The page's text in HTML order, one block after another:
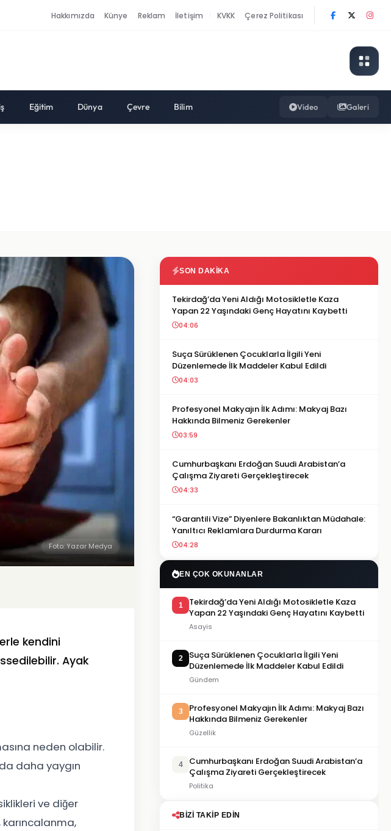
Hakkımızda Künye Reklam İletişim KVKK Çerez Politikası
Eğitim Dünya Çevre Bilim Video Galeri
Foto: Yazar Medya
kendini
Ayak
neden olabilir.
daha yaygın
ve diğer
SON DAKIKA
Tekirdağ’da Yeni Aldığı Motosikletle Kaza
Yapan 22 Yaşındaki Genç Hayatını Kaybetti
04:06
Suça Sürüklenen Çocuklarla İlgili Yeni
Düzenlemede İlk Maddeler Kabul Edildi
04:03
Profesyonel Makyajın İlk Adımı: Makyaj Bazı
Hakkında Bilmeniz Gerekenler
03:59
Cumhurbaşkanı Erdoğan Suudi Arabistan’a
Çalışma Ziyareti Gerçekleştirecek
04:33
“Garantili Vize” Diyenlere Bakanlıktan Müdahale:
Yanıltıcı Reklamlara Durdurma Kararı
04:28
EN ÇOK OKUNANLAR
1
Tekirdağ’da Yeni Aldığı Motosikletle Kaza
Yapan 22 Yaşındaki Genç Hayatını Kaybetti
Asayis
2
Suça Sürüklenen Çocuklarla İlgili Yeni
Düzenlemede İlk Maddeler Kabul Edildi
Gündem
3
Profesyonel Makyajın İlk Adımı: Makyaj Bazı
Hakkında Bilmeniz Gerekenler
Güzellik
4
Cumhurbaşkanı Erdoğan Suudi Arabistan’a
Çalışma Ziyareti Gerçekleştirecek
Politika
BIZI TAKIP EDIN